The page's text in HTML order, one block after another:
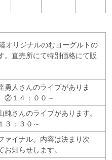
オリジナルのむヨーグルトの
。直売所にて特別価格にて販
勇人さんのライブがありま
②１４：００～
純さんのライブがあります。
：３０～
ァイナル。内容は決まり次
知らせします。